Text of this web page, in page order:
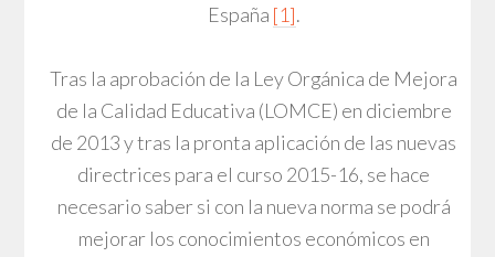
España [1].
Tras la aprobación de la Ley Orgánica de Mejora
de la Calidad Educativa (LOMCE) en diciembre
de 2013 y tras la pronta aplicación de las nuevas
directrices para el curso 2015-16, se hace
necesario saber si con la nueva norma se podrá
mejorar los conocimientos económicos en